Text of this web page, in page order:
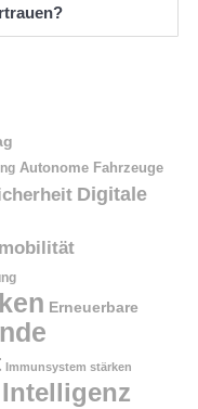
Autonome Fahrzeuge
Digitale
Erneuerbare
Immunsystem stärken